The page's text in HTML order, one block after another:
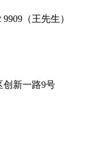
（王先生）
创新一路9号